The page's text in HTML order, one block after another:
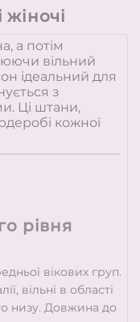
а потім
вільний
ідеальний для
з
Ці штани,
кожної
рівня
вікових груп.
вільні в області
низу. Довжина до